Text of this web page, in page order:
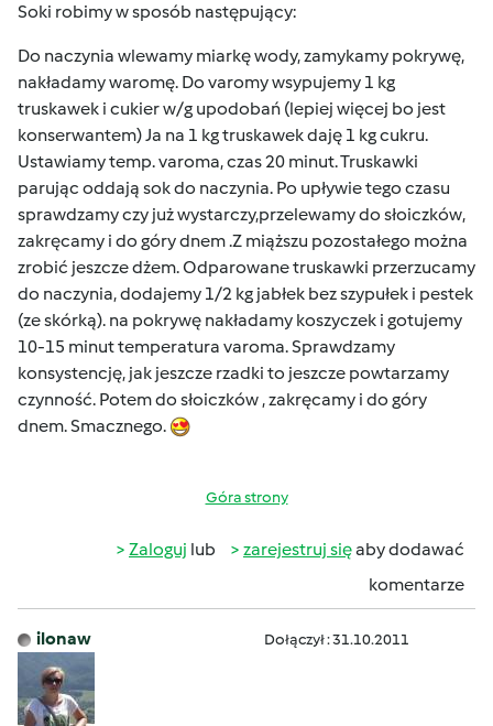
Soki robimy w sposób następujący:
Do naczynia wlewamy miarkę wody, zamykamy pokrywę,
nakładamy waromę. Do varomy wsypujemy 1 kg
truskawek i cukier w/g upodobań (lepiej więcej bo jest
konserwantem) Ja na 1 kg truskawek daję 1 kg cukru.
Ustawiamy temp. varoma, czas 20 minut. Truskawki
parując oddają sok do naczynia. Po upływie tego czasu
sprawdzamy czy już wystarczy,przelewamy do słoiczków,
zakręcamy i do góry dnem .Z miąższu pozostałego można
zrobić jeszcze dżem. Odparowane truskawki przerzucamy
do naczynia, dodajemy 1/2 kg jabłek bez szypułek i pestek
(ze skórką). na pokrywę nakładamy koszyczek i gotujemy
10-15 minut temperatura varoma. Sprawdzamy
konsystencję, jak jeszcze rzadki to jeszcze powtarzamy
czynność. Potem do słoiczków , zakręcamy i do góry
dnem. Smacznego.
Góra strony
Zaloguj lub zarejestruj sięaby dodawać
komentarze
ilonaw Dołączył : 31.10.2011